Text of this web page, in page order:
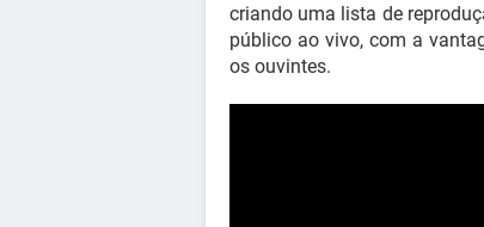
criando uma lista de
público ao vivo, com a
os ouvintes.